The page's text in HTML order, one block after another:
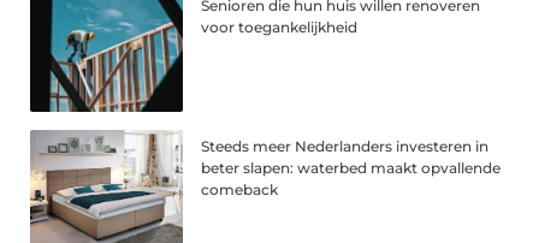
Senioren die hun huis willen renoveren
voor toegankelijkheid
Steeds meer Nederlanders investeren in
beter slapen: waterbed maakt opvallende
comeback